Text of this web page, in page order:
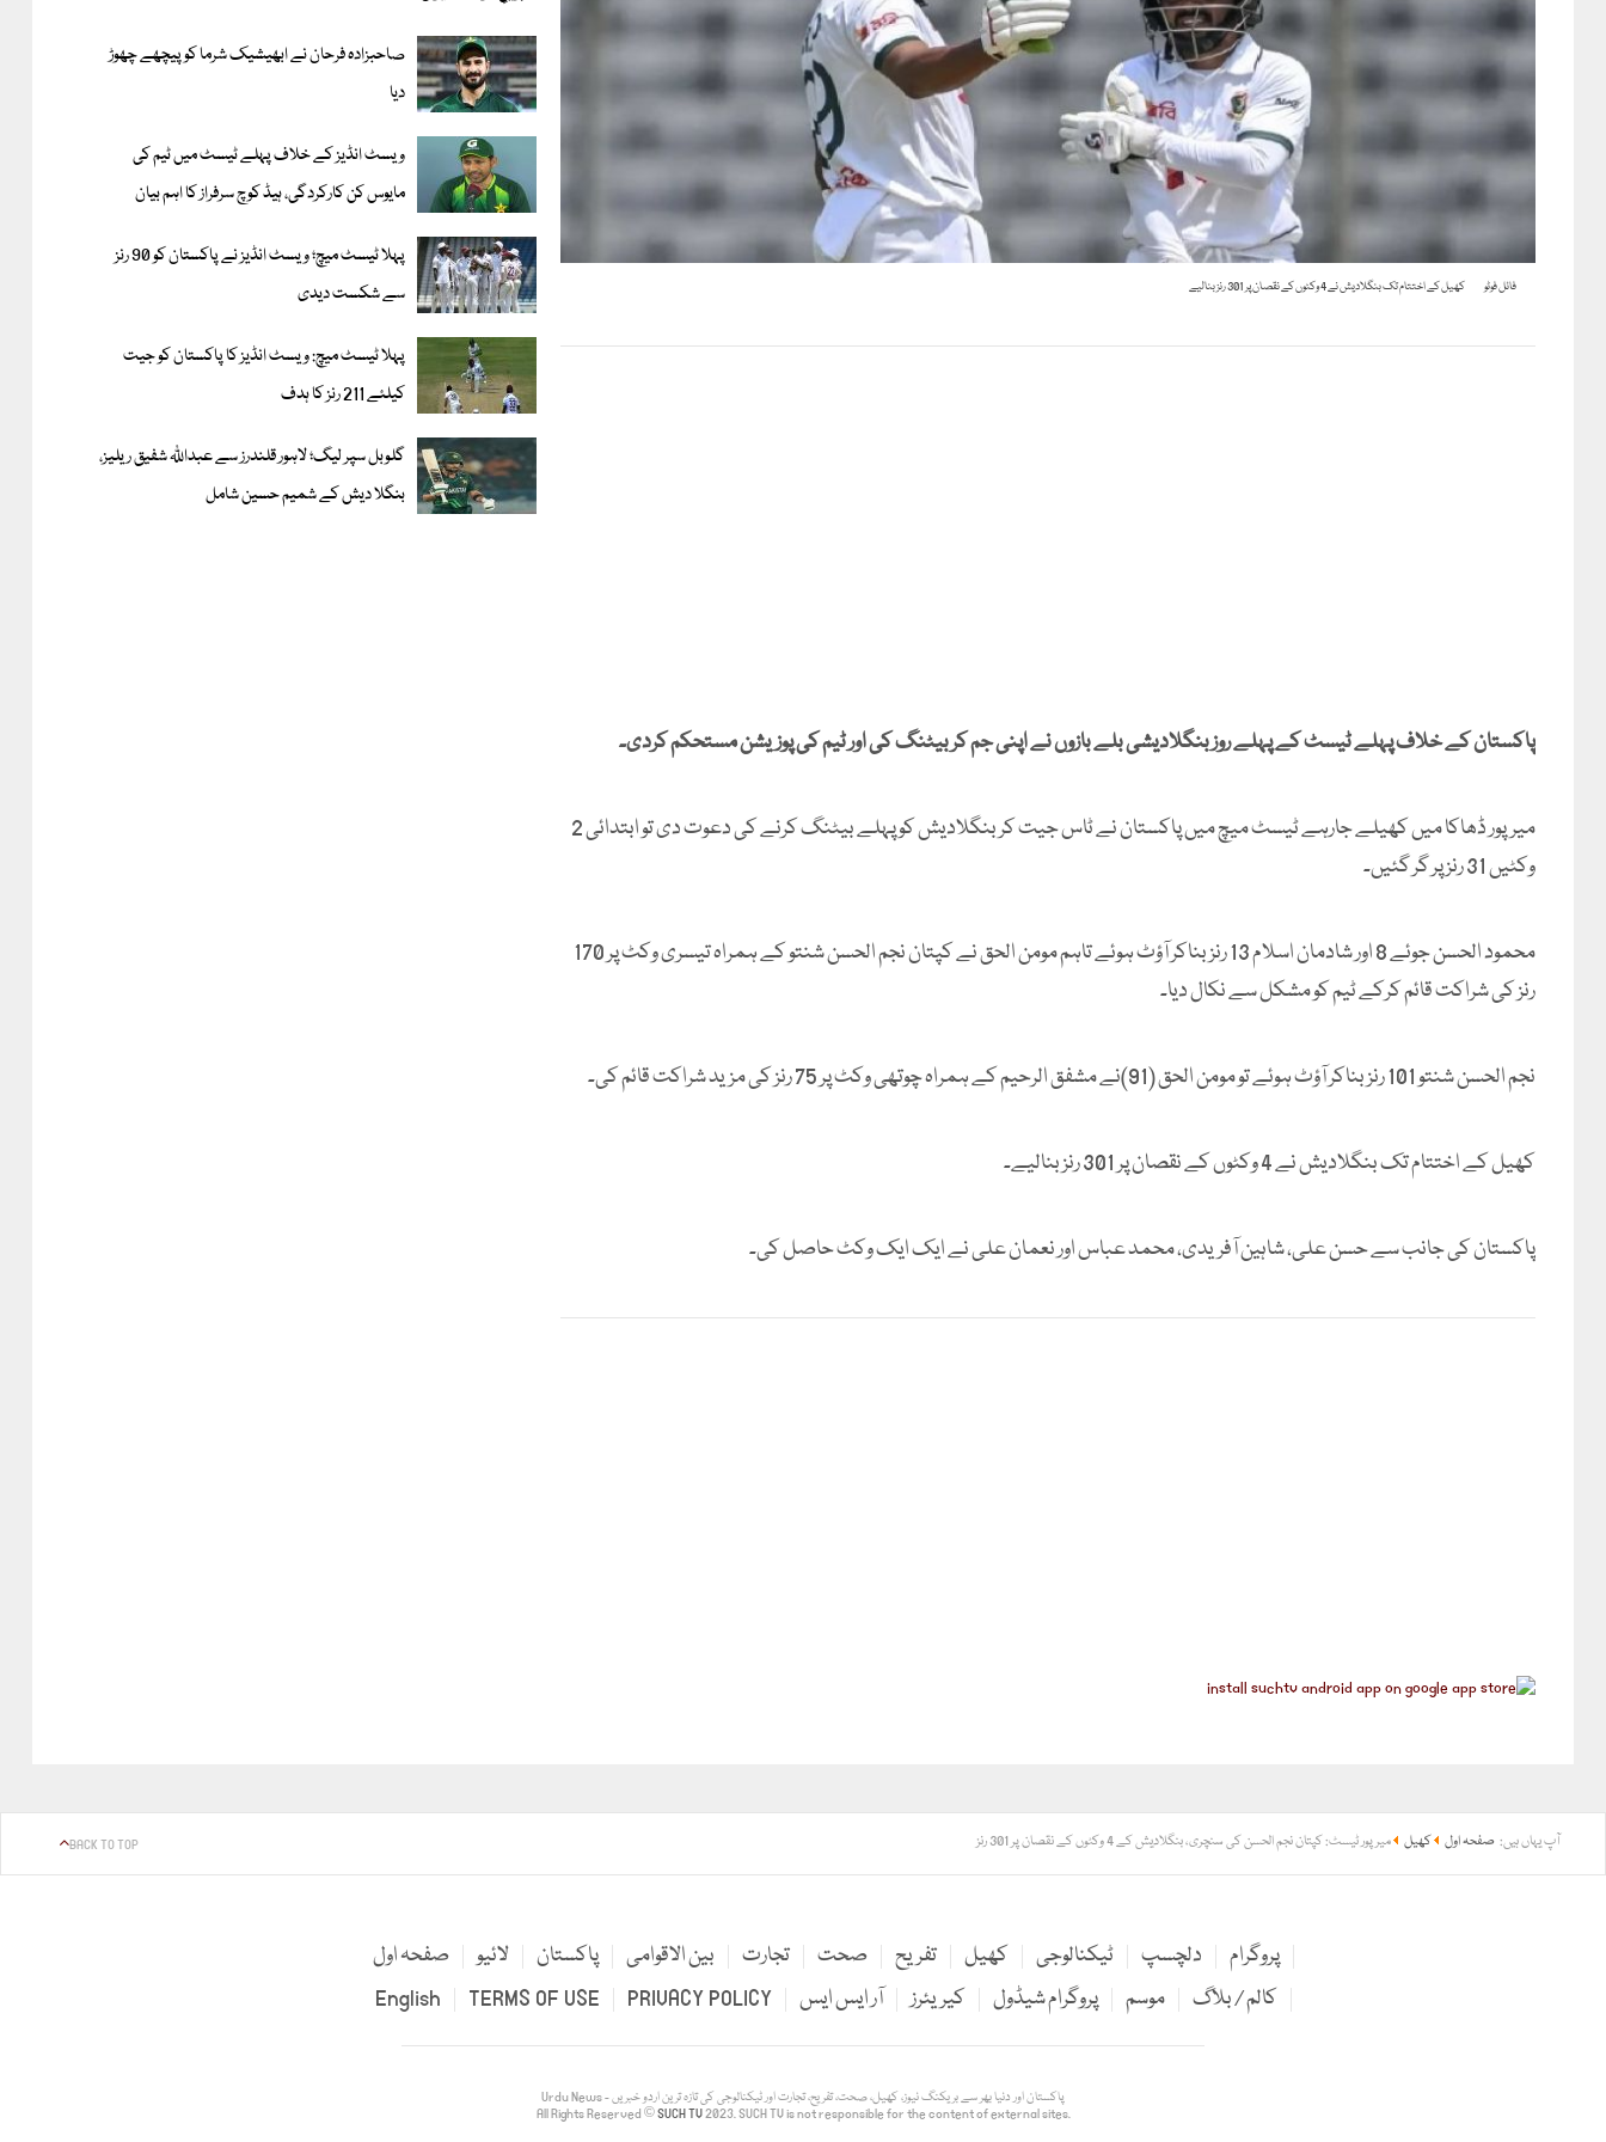
فائل فوٹو کھیل کے اختتام تک بنگلادیش نے 4 وکٹوں کے نقصان پر 301 رنز بنالیے
پاکستان کے خلاف پہلے ٹیسٹ کے پہلے روز بنگلادیشی بلے بازوں نے اپنی جم کر بیٹنگ کی اور ٹیم کی پوزیشن مستحکم کردی۔
میرپور ڈھاکا میں کھیلے جارہے ٹیسٹ میچ میں پاکستان نے ٹاس جیت کر بنگلادیش کو پہلے بیٹنگ کرنے کی دعوت دی تو ابتدائی 2
وکٹیں 31 رنز پر گر گئیں۔
محمود الحسن جوئے 8 اور شادمان اسلام 13 رنز بناکر آؤٹ ہوئے تاہم مومن الحق نے کپتان نجم الحسن شنتو کے ہمراہ تیسری وکٹ پر 170
رنز کی شراکت قائم کرکے ٹیم کو مشکل سے نکال دیا۔
نجم الحسن شنتو 101 رنز بناکر آؤٹ ہوئے تو مومن الحق (91)نے مشفق الرحیم کے ہمراہ چوتھی وکٹ پر 75 رنز کی مزید شراکت قائم کی۔
کھیل کے اختتام تک بنگلادیش نے 4 وکٹوں کے نقصان پر 301 رنز بنالیے۔
پاکستان کی جانب سے حسن علی، شاہین آفریدی، محمد عباس اور نعمان علی نے ایک ایک وکٹ حاصل کی۔
صاحبزادہ فرحان نے ابھیشیک شرما کو پیچھے چھوڑ
دیا
ویسٹ انڈیز کے خلاف پہلے ٹیسٹ میں ٹیم کی
مایوس کن کارکردگی، ہیڈ کوچ سرفراز کا اہم بیان
پہلا ٹیسٹ میچ؛ ویسٹ انڈیز نے پاکستان کو 90 رنز
سے شکست دیدی
پہلا ٹیسٹ میچ: ویسٹ انڈیز کا پاکستان کو جیت
کیلئے 211 رنز کا ہدف
گلوبل سپر لیگ؛ لاہور قلندرز سے عبداللّٰہ شفیق ریلیز،
بنگلا دیش کے شمیم حسین شامل
آپ یہاں ہیں: صفحہ اول کھیل میرپور ٹیسٹ: کپتان نجم الحسن کی سنچری، بنگلادیش کے 4 وکٹوں کے نقصان پر 301 رنز BACK TO TOP
صفحہ اول لائیو پاکستان بین الاقوامی تجارت صحت تفریح کھیل ٹیکنالوجی دلچسپ
پروگرام
English
TERMS OF USE PRIVACY POLICY آر ایس ایس کیریئرز پروگرام شیڈول موسم کالم / بلاگ
Urdu News - پاکستان اور دنیا بھر سے بریکنگ نیوز، کھیل، صحت، تفریح، تجارت اور ٹیکنالوجی کی تازہ ترین اردو خبریں
All Rights Reserved ©SUCH TV2023. SUCH TV is not responsible for the content of external sites.